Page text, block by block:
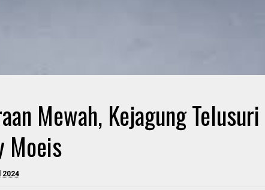
Mewah, Kejagung Telusuri
Moeis
2024